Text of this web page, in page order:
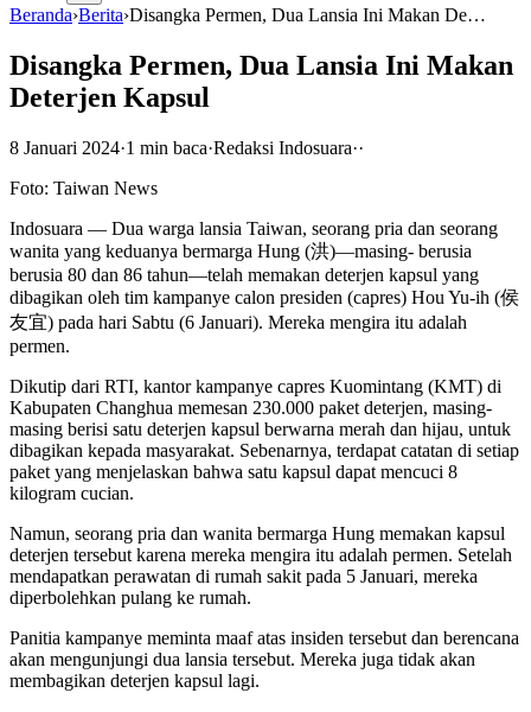
Beranda›Berita›Disangka Permen, Dua Lansia Ini Makan De…
Disangka Permen, Dua Lansia Ini Makan
Deterjen Kapsul
8 Januari 2024·1 min baca·Redaksi Indosuara··
Foto: Taiwan News
Indosuara — Dua warga lansia Taiwan, seorang pria dan seorang
wanita yang keduanya bermarga Hung (洪)—masing- berusia
berusia 80 dan 86 tahun—telah memakan deterjen kapsul yang
dibagikan oleh tim kampanye calon presiden (capres) Hou Yu-ih (侯
友宜) pada hari Sabtu (6 Januari). Mereka mengira itu adalah
permen.
Dikutip dari RTI, kantor kampanye capres Kuomintang (KMT) di
Kabupaten Changhua memesan 230.000 paket deterjen, masing-
masing berisi satu deterjen kapsul berwarna merah dan hijau, untuk
dibagikan kepada masyarakat. Sebenarnya, terdapat catatan di setiap
paket yang menjelaskan bahwa satu kapsul dapat mencuci 8
kilogram cucian.
Namun, seorang pria dan wanita bermarga Hung memakan kapsul
deterjen tersebut karena mereka mengira itu adalah permen. Setelah
mendapatkan perawatan di rumah sakit pada 5 Januari, mereka
diperbolehkan pulang ke rumah.
Panitia kampanye meminta maaf atas insiden tersebut dan berencana
akan mengunjungi dua lansia tersebut. Mereka juga tidak akan
membagikan deterjen kapsul lagi.